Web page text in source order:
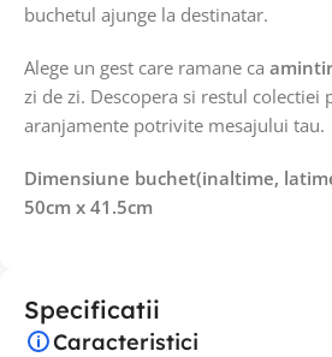
buchetul ajunge la destinatar.
Alege un gest care ramane ca
zi de zi. Descopera si restul colectiei
aranjamente potrivite mesajului tau.
Dimensiune buchet(inaltime,
50cm x 41.5cm
Specificatii
Caracteristici